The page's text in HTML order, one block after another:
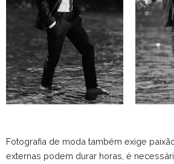
Fotografia de moda também exige
externas podem durar horas, é